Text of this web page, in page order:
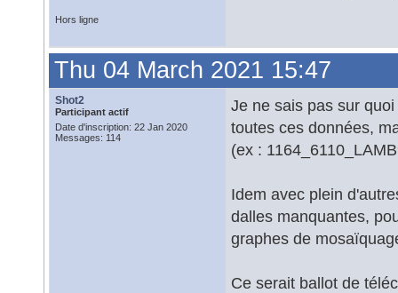
Hors ligne
Thu 04 March 2021 15:47
Shot2
Participant actif
Date d'inscription: 22 Jan 2020
Messages: 114
Je ne sais pas sur
toutes ces données,
(ex :
Idem avec plein
dalles manquantes,
graphes de
Ce serait ballot de